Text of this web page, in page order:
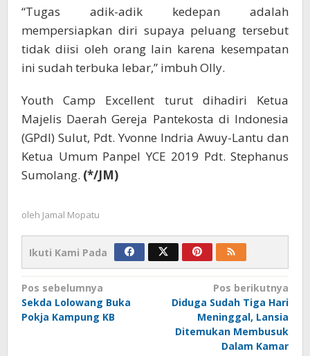
“Tugas adik-adik kedepan adalah
mempersiapkan diri supaya peluang tersebut
tidak diisi oleh orang lain karena kesempatan
ini sudah terbuka lebar,” imbuh Olly.
Youth Camp Excellent turut dihadiri Ketua
Majelis Daerah Gereja Pantekosta di Indonesia
(GPdI) Sulut, Pdt. Yvonne Indria Awuy-Lantu dan
Ketua Umum Panpel YCE 2019 Pdt. Stephanus
Sumolang. (*/JM)
oleh Jamal Mopatu
Ikuti Kami Pada
Navigasi
pos
Pos sebelumnya
Sekda Lolowang Buka
Pokja Kampung KB
Pos berikutnya
Diduga Sudah Tiga Hari
Meninggal, Lansia
Ditemukan Membusuk
Dalam Kamar